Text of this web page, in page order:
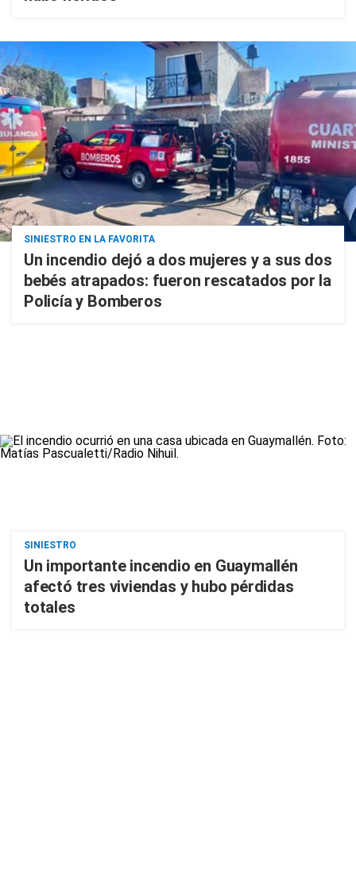
SINIESTRO EN LA FAVORITA
Un incendio dejó a dos mujeres y a sus dos
bebés atrapados: fueron rescatados por la
Policía y Bomberos
SINIESTRO
Un importante incendio en Guaymallén
afectó tres viviendas y hubo pérdidas
totales